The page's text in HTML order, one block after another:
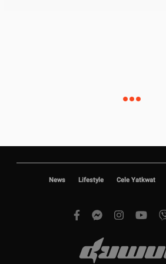
News Lifestyle Cele Yatkwat